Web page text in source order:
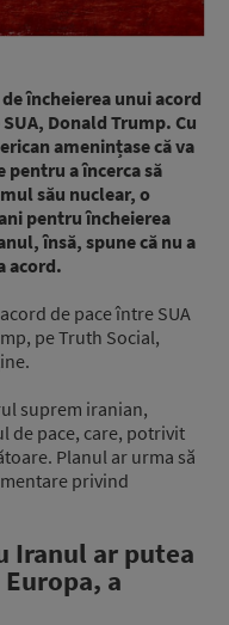
încheierea unui acord
Donald Trump. Cu
amenințase că va
a încerca să
său nuclear, o
pentru încheierea
însă, spune că nu a
acord.
de pace între SUA
pe Truth Social,
suprem iranian,
de pace, care, potrivit
Planul ar urma să
privind
Iranul ar putea
a